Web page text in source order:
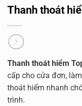
Thanh thoát
Thanh thoát hiểm
cấp cho cửa đơn,
thoát hiểm nhanh
trình.